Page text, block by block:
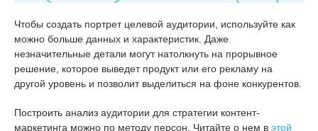
Чтобы создать портрет целевой аудитории, используйте как
можно больше данных и характеристик. Даже
незначительные детали могут натолкнуть на прорывное
решение, которое выведет продукт или его рекламу на
другой уровень и позволит выделиться на фоне конкурентов.
Построить анализ аудитории для стратегии контент-
маркетинга можно по методу персон. Читайте о нем в этой